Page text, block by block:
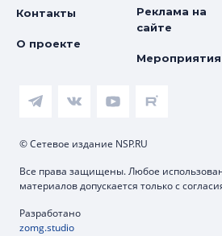
Контакты
О проекте
Реклама на
сайте
Мероприятия
© Сетевое издание NSP.RU
Все права защищены. Любое
материалов допускается только с
Разработано
zomg.studio